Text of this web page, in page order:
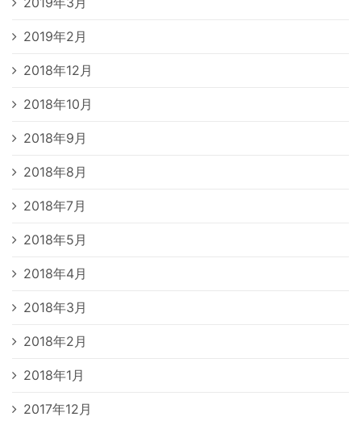
2019年2月
2018年12月
2018年10月
2018年9月
2018年8月
2018年7月
2018年5月
2018年4月
2018年3月
2018年2月
2018年1月
2017年12月